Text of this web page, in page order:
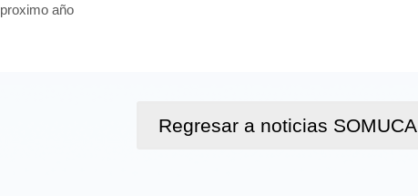
proximo año
Regresar a noticias SOMUCA